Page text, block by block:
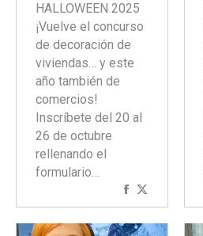
HALLOWEEN 2025
¡Vuelve el concurso
de decoración de
viviendas… y este
año también de
comercios!
Inscríbete del 20 al
26 de octubre
rellenando el
formulario…
Compartir
con
Facebook
con
Twitter